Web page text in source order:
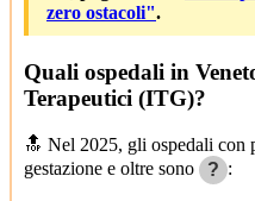
zero ostacoli".
Quali ospedali in
Terapeutici (ITG)?
🔝 Nel 2025, gli ospedali con
gestazione e oltre sono
? :